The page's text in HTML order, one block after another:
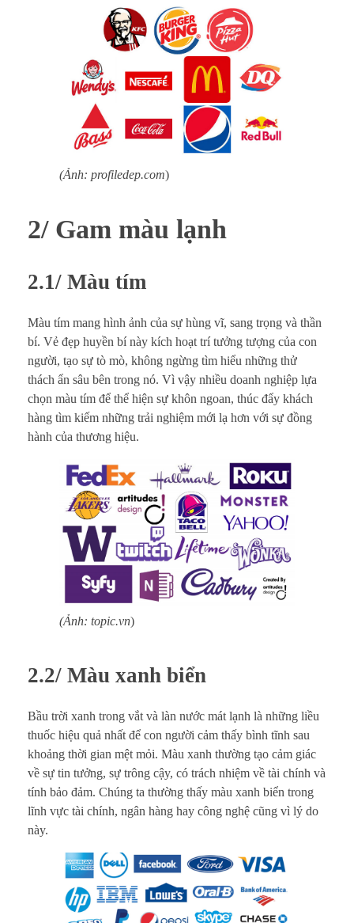
(Ảnh: profiledep.com)
2/ Gam màu lạnh
2.1/ Màu tím
Màu tím mang hình ảnh của sự hùng vĩ, sang trọng và thần
bí. Vẻ đẹp huyền bí này kích hoạt trí tưởng tượng của con
người, tạo sự tò mò, không ngừng tìm hiểu những thử
thách ẩn sâu bên trong nó. Vì vậy nhiều doanh nghiệp lựa
chọn màu tím để thể hiện sự khôn ngoan, thúc đẩy khách
hàng tìm kiếm những trải nghiệm mới lạ hơn với sự đồng
hành của thương hiệu.
(Ảnh: topic.vn)
2.2/ Màu xanh biển
Bầu trời xanh trong vắt và làn nước mát lạnh là những liều
thuốc hiệu quả nhất để con người cảm thấy bình tĩnh sau
khoảng thời gian mệt mỏi. Màu xanh thường tạo cảm giác
về sự tin tưởng, sự trông cậy, có trách nhiệm về tài chính và
tính bảo đảm. Chúng ta thường thấy màu xanh biển trong
lĩnh vực tài chính, ngân hàng hay công nghệ cũng vì lý do
này.